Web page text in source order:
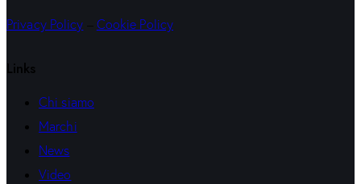
Privacy Policy Cookie Policy
Links
Chi siamo
Marchi
News
Video